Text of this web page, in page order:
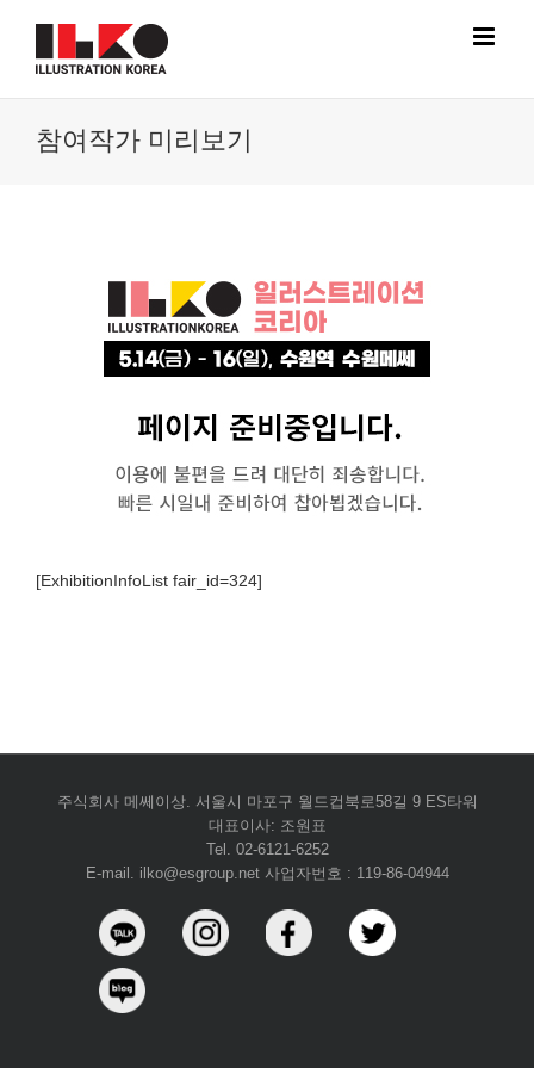
content
참여작가 미리보기
[ExhibitionInfoList fair_id=324]
주식회사 메쎄이상. 서울시 마포구 월드컵북로58길 9 ES타워
대표이사: 조원표
Tel. 02-6121-6252
E-mail. ilko@esgroup.net 사업자번호 : 119-86-04944